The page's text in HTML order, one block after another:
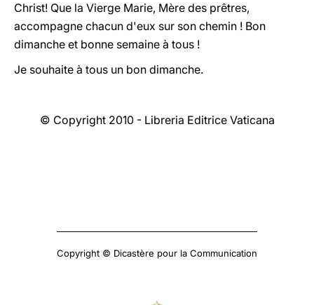
Christ! Que la Vierge Marie, Mère des prêtres,
accompagne chacun d'eux sur son chemin ! Bon
dimanche et bonne semaine à tous !
Je souhaite à tous un bon dimanche.
© Copyright 2010 - Libreria Editrice Vaticana
Copyright © Dicastère pour la Communication